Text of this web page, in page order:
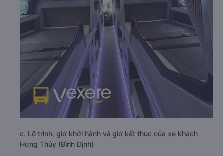
c. Lộ trình, giờ khởi hành và giờ kết thúc của xe khách
Hưng Thủy (Bình Định)